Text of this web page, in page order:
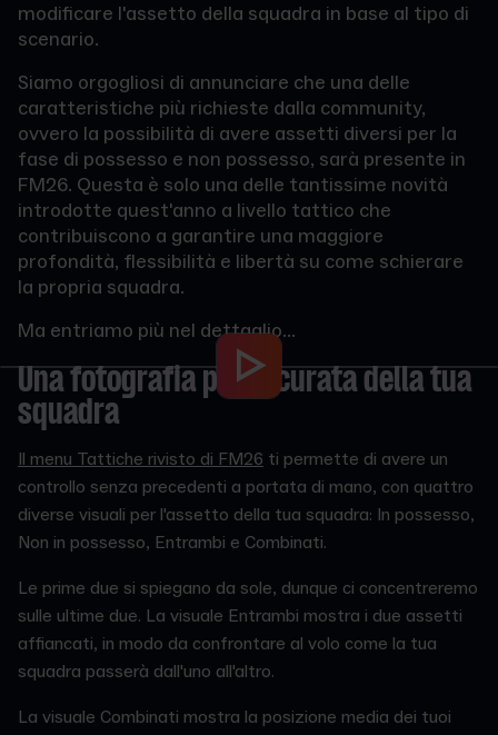
modificare l'assetto della squadra in base al tipo di
scenario.
Siamo orgogliosi di annunciare che una delle
caratteristiche più richieste dalla community,
ovvero la possibilità di avere assetti diversi per la
fase di possesso e non possesso, sarà presente in
FM26. Questa è solo una delle tantissime novità
introdotte quest'anno a livello tattico che
contribuiscono a garantire una maggiore
profondità, flessibilità e libertà su come schierare
la propria squadra.
Ma entriamo più nel dettaglio...
Una fotografia più accurata della tua
squadra
Il menu Tattiche rivisto di FM26 ti permette di avere un
controllo senza precedenti a portata di mano, con quattro
diverse visuali per l'assetto della tua squadra: In possesso,
Non in possesso, Entrambi e Combinati.
Le prime due si spiegano da sole, dunque ci concentreremo
sulle ultime due. La visuale Entrambi mostra i due assetti
affiancati, in modo da confrontare al volo come la tua
squadra passerà dall'uno all'altro.
La visuale Combinati mostra la posizione media dei tuoi